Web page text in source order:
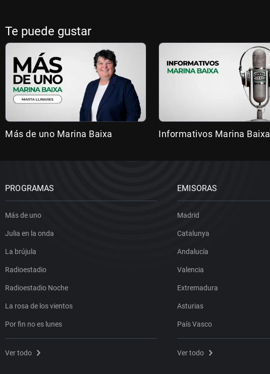
Te puede gustar
Más de uno Marina Baixa Informativos Marina Baixa
PROGRAMAS
Más de uno
Julia en la onda
La brújula
Radioestadio
Radioestadio Noche
La rosa de los vientos
Por fin no es lunes
Ver todo
EMISORAS
Madrid
Catalunya
Andalucía
Valencia
Extremadura
Asturias
País Vasco
Ver todo